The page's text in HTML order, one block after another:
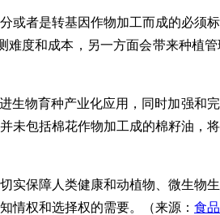
或者是转基因作物加工而成的必须
度和成本，另一方面会带来种植
物育种产业化应用，同时加强和
包括棉花作物加工成的棉籽油，
实保障人类健康和动植物、微生物
情权和选择权的需要。（来源： 食